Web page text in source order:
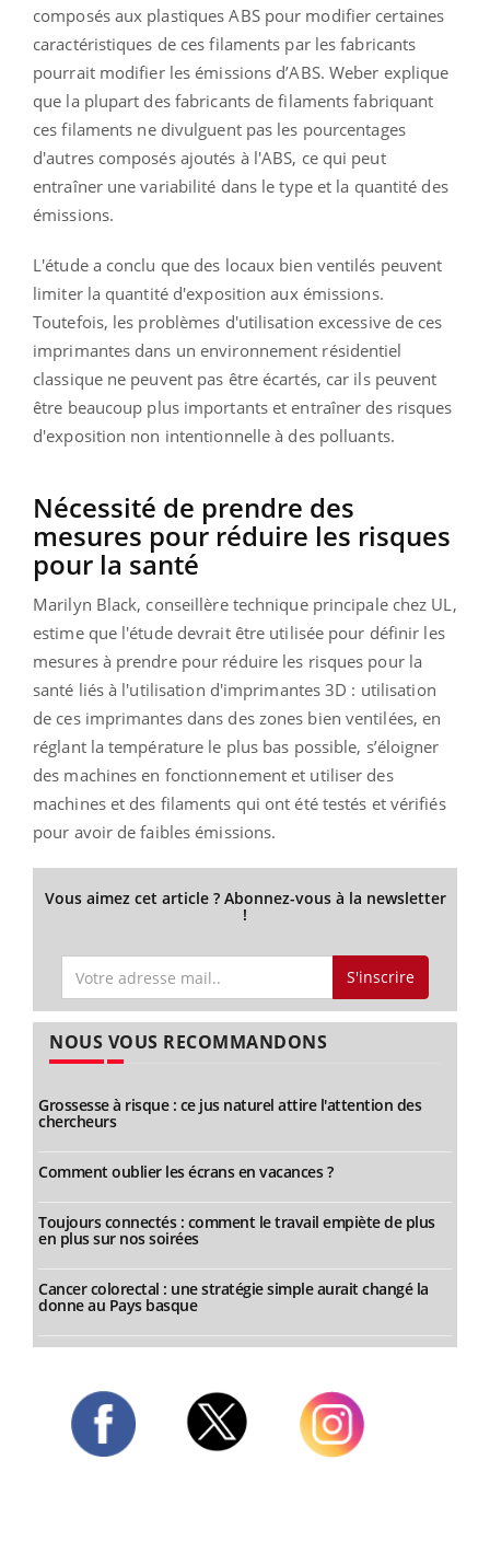
composés aux plastiques ABS pour modifier certaines
caractéristiques de ces filaments par les fabricants
pourrait modifier les émissions d’ABS. Weber explique
que la plupart des fabricants de filaments fabriquant
ces filaments ne divulguent pas les pourcentages
d'autres composés ajoutés à l'ABS, ce qui peut
entraîner une variabilité dans le type et la quantité des
émissions.
L'étude a conclu que des locaux bien ventilés peuvent
limiter la quantité d'exposition aux émissions.
Toutefois, les problèmes d'utilisation excessive de ces
imprimantes dans un environnement résidentiel
classique ne peuvent pas être écartés, car ils peuvent
être beaucoup plus importants et entraîner des risques
d'exposition non intentionnelle à des polluants.
Nécessité de prendre des
mesures pour réduire les risques
pour la santé
Marilyn Black, conseillère technique principale chez UL,
estime que l'étude devrait être utilisée pour définir les
mesures à prendre pour réduire les risques pour la
santé liés à l'utilisation d'imprimantes 3D : utilisation
de ces imprimantes dans des zones bien ventilées, en
réglant la température le plus bas possible, s’éloigner
des machines en fonctionnement et utiliser des
machines et des filaments qui ont été testés et vérifiés
pour avoir de faibles émissions.
Vous aimez cet article ? Abonnez-vous à la newsletter
!
S'inscrire
NOUS VOUS RECOMMANDONS
Grossesse à risque : ce jus naturel attire l'attention des
chercheurs
Comment oublier les écrans en vacances ?
Toujours connectés : comment le travail empiète de plus
en plus sur nos soirées
Cancer colorectal : une stratégie simple aurait changé la
donne au Pays basque